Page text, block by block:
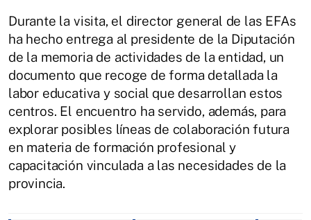
Durante la visita, el director general de las EFAs
ha hecho entrega al presidente de la Diputación
de la memoria de actividades de la entidad, un
documento que recoge de forma detallada la
labor educativa y social que desarrollan estos
centros. El encuentro ha servido, además, para
explorar posibles líneas de colaboración futura
en materia de formación profesional y
capacitación vinculada a las necesidades de la
provincia.